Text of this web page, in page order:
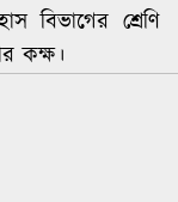
বিভাগের শ্রেণি
কক্ষ।